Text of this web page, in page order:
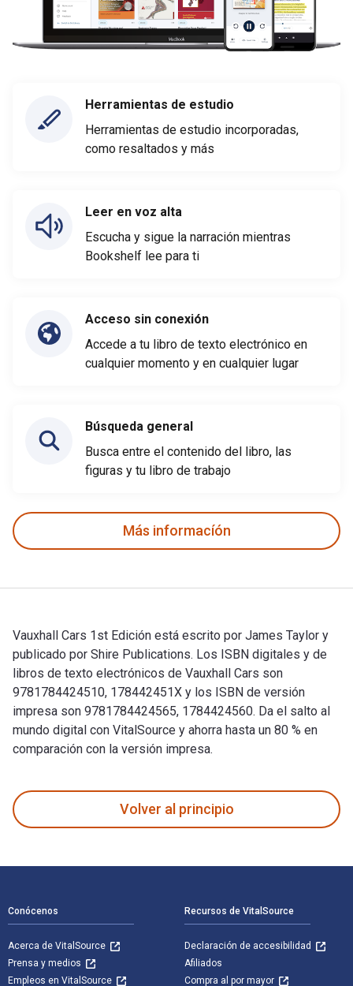
Herramientas de estudio
Herramientas de estudio incorporadas,
como resaltados y más
Leer en voz alta
Escucha y sigue la narración mientras
Bookshelf lee para ti
Acceso sin conexión
Accede a tu libro de texto electrónico en
cualquier momento y en cualquier lugar
Búsqueda general
Busca entre el contenido del libro, las
figuras y tu libro de trabajo
Más informacíón
Vauxhall Cars 1st Edición está escrito por James Taylor y
publicado por Shire Publications. Los ISBN digitales y de
libros de texto electrónicos de Vauxhall Cars son
9781784424510, 178442451X y los ISBN de versión
impresa son 9781784424565, 1784424560. Da el salto al
mundo digital con VitalSource y ahorra hasta un 80 % en
comparación con la versión impresa.
Volver al principio
Conócenos
Acerca de VitalSource
Prensa y medios
Empleos en VitalSource
Recursos de VitalSource
Declaración de accesibilidad
Afiliados
Compra al por mayor